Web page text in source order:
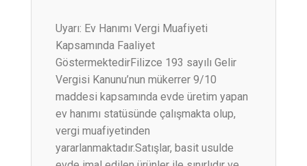
Uyarı: Ev Hanımı Vergi Muafiyeti
Kapsamında Faaliyet
GöstermektedirFilizce 193 sayılı Gelir
Vergisi Kanunu’nun mükerrer 9/10
maddesi kapsamında evde üretim yapan
ev hanımı statüsünde çalışmakta olup,
vergi muafiyetinden
yararlanmaktadır.Satışlar, basit usulde